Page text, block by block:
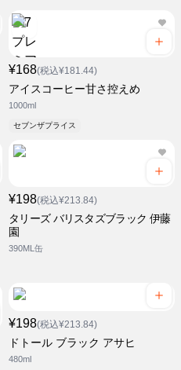
¥168(税込¥181.44)
アイスコーヒー甘さ控えめ
1000ml
セブンザプライス
¥198(税込¥213.84)
タリーズ バリスタズブラック 伊藤
園
390ML缶
¥198(税込¥213.84)
ドトール ブラック アサヒ
480ml